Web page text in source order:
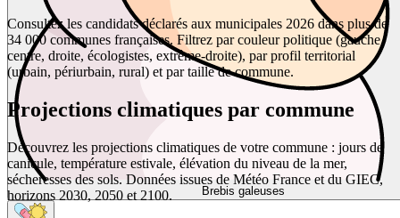
Brebis galeuses
Consultez les candidats déclarés aux municipales 2026 dans plus de
34 000 communes françaises. Filtrez par couleur politique (gauche,
centre, droite, écologistes, extrême-droite), par profil territorial
(urbain, périurbain, rural) et par taille de commune.
Projections climatiques par commune
Découvrez les projections climatiques de votre commune : jours de
canicule, température estivale, élévation du niveau de la mer,
sécheresses des sols. Données issues de Météo France et du GIEC,
horizons 2030, 2050 et 2100.